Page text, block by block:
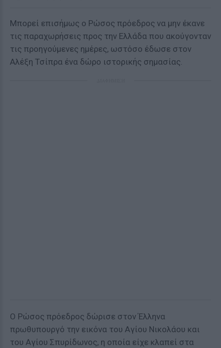
Μπορεί επισήμως ο Ρώσος πρόεδρος να μην έκανε
τις παραχωρήσεις προς την Ελλάδα που ακούγονταν
τις προηγούμενες ημέρες, ωστόσο έδωσε στον
Αλέξη Τσίπρα ένα δώρο ιστορικής σημασίας.
Ο Ρώσος πρόεδρος δώρισε στον Έλληνα
πρωθυπουργό την εικόνα του Αγίου Νικολάου και
του Αγίου Σπυρίδωνος, η οποία είχε κλαπεί στα